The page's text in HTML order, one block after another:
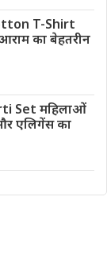
T-Shirt
का बेहतरीन
Set महिलाओं
एलिगेंस का